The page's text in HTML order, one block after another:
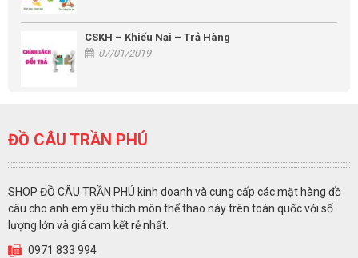
CSKH – Khiếu Nại – Trả Hàng
07/01/2019
ĐỒ CÂU TRẦN PHÚ
SHOP ĐỒ CÂU TRẦN PHÚ kinh doanh và cung cấp các mặt hàng đồ
câu cho anh em yêu thích môn thể thao này trên toàn quốc với số
lượng lớn và giá cam kết rẻ nhất.
0971 833 994